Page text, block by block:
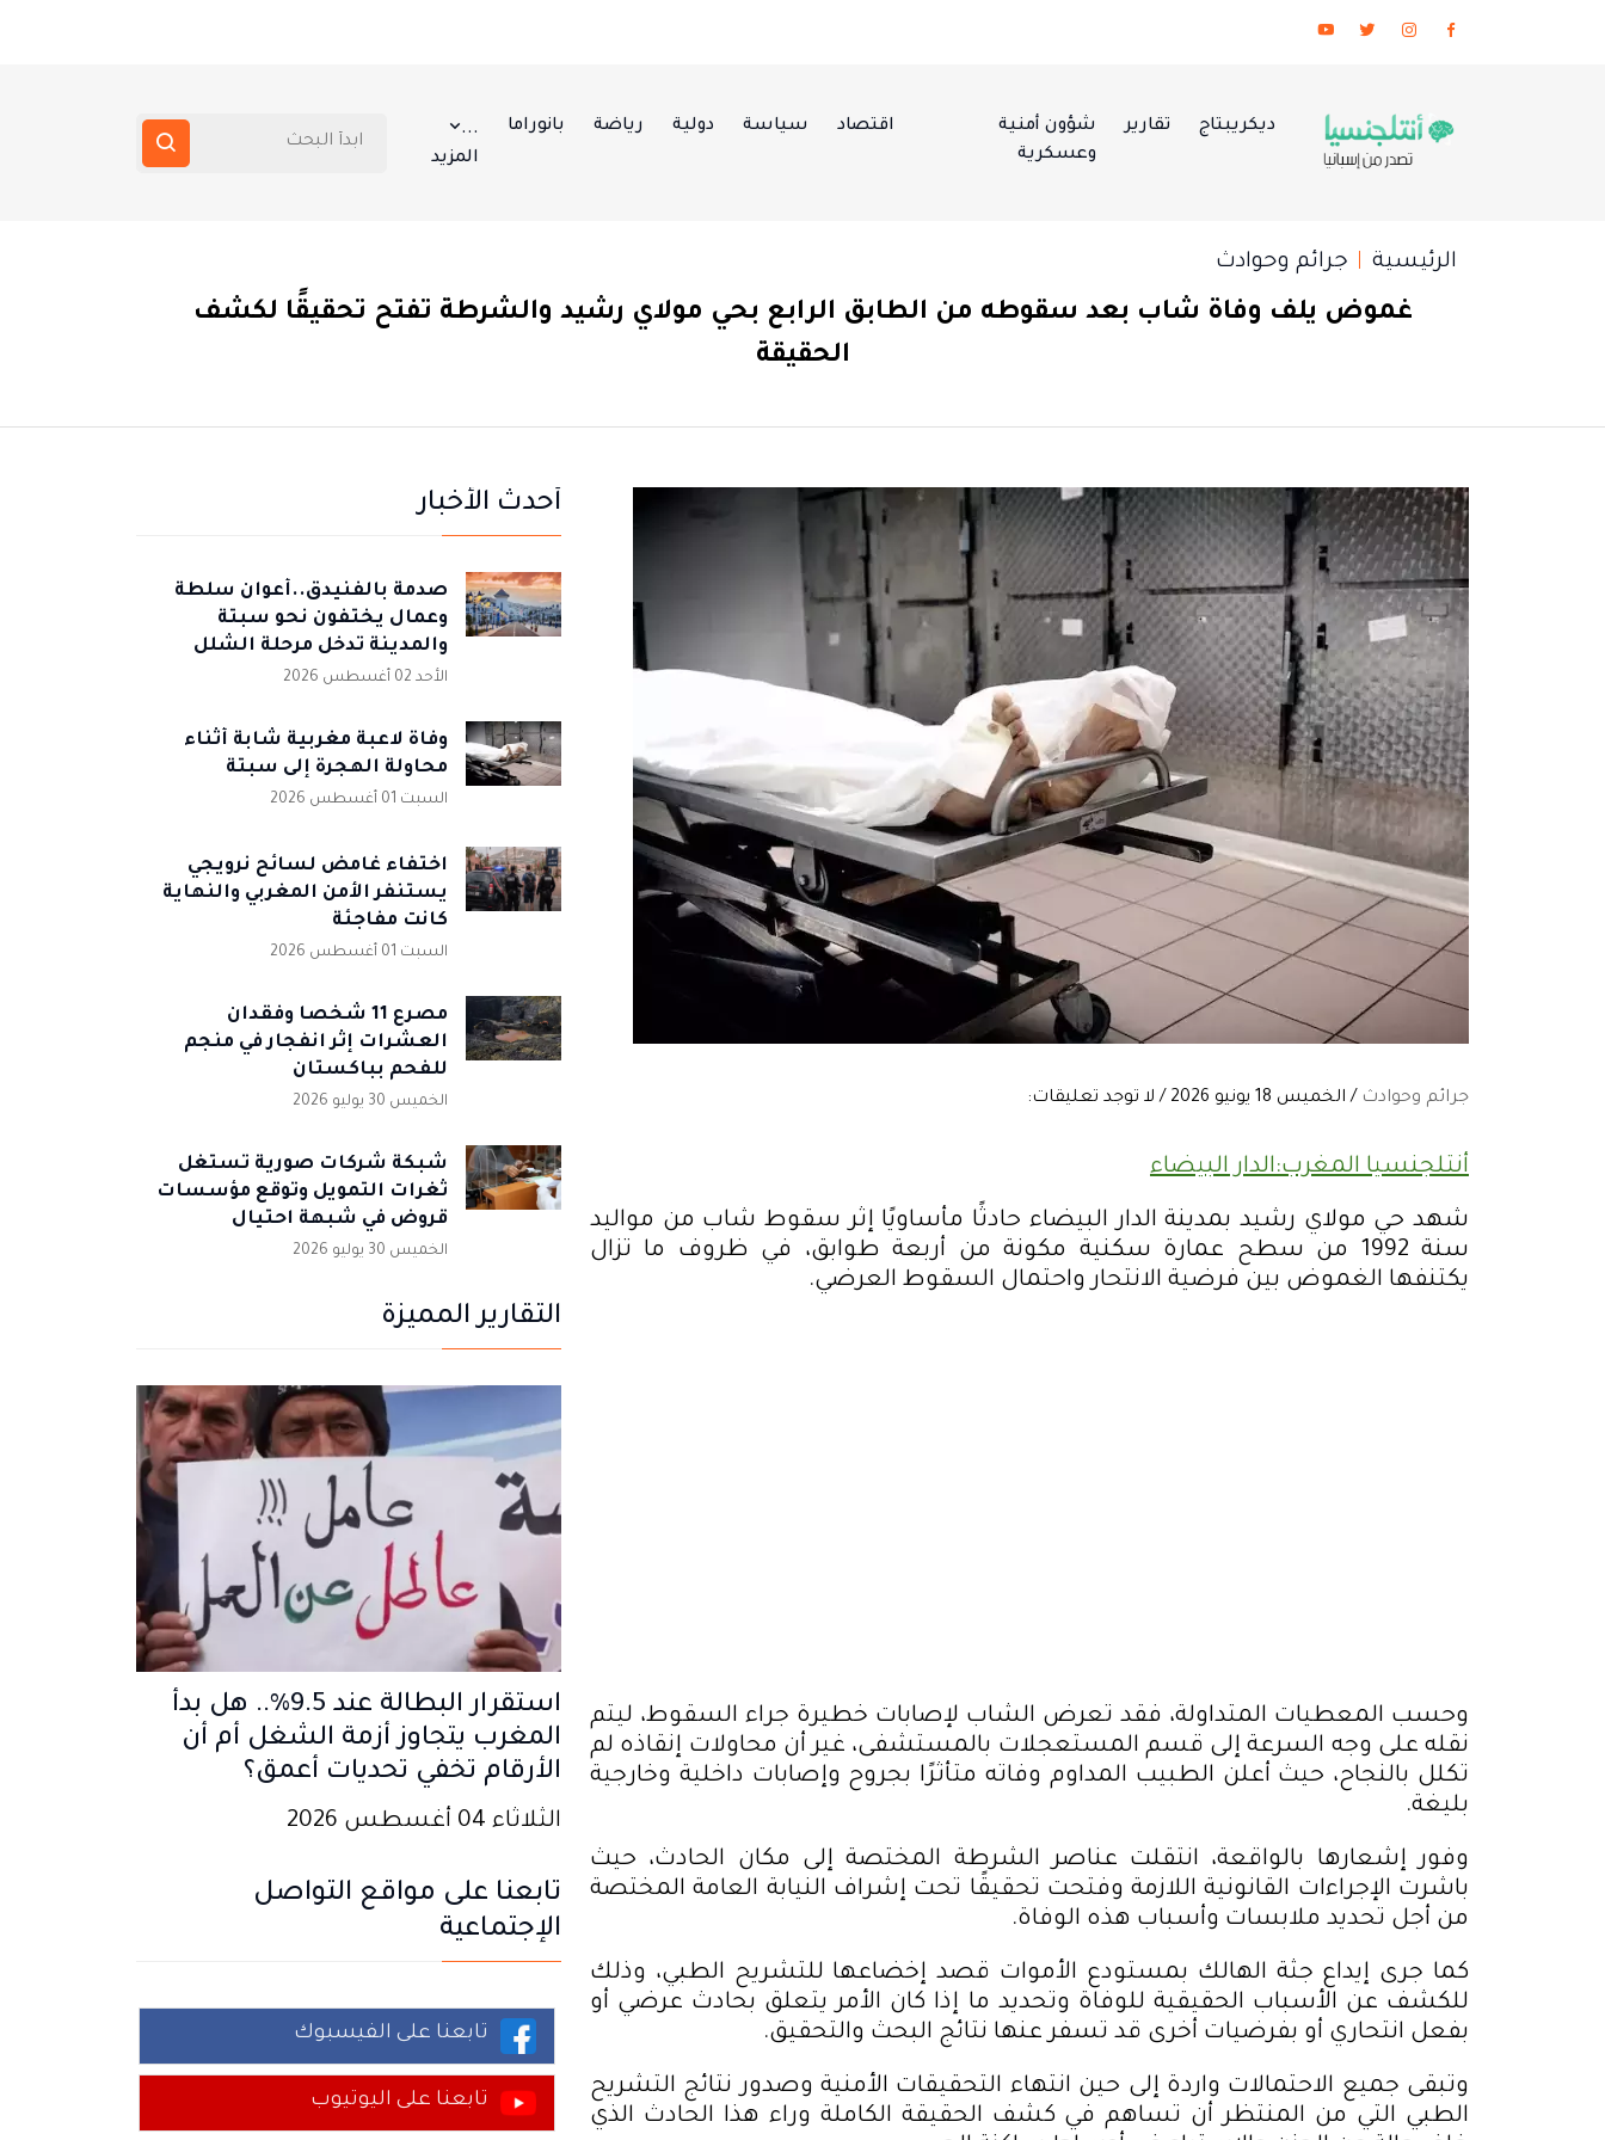
ديكريبتاج تقارير
شؤون أمنية
وعسكرية
اقتصاد سياسة دولية رياضة بانوراما
...
المزيد
الرئيسية جرائم وحوادث
غموض يلف وفاة شاب بعد سقوطه من الطابق الرابع بحي مولاي رشيد والشرطة تفتح تحقيقًا لكشف
الحقيقة
جرائم وحوادث / الخميس 18 يونيو 2026 / لا توجد تعليقات:
أنتلجنسيا المغرب:الدار البيضاء
شهد حي مولاي رشيد بمدينة الدار البيضاء حادثًا مأساويًا إثر سقوط شاب من مواليد
سنة 1992 من سطح عمارة سكنية مكونة من أربعة طوابق، في ظروف ما تزال
يكتنفها الغموض بين فرضية الانتحار واحتمال السقوط العرضي.
وحسب المعطيات المتداولة، فقد تعرض الشاب لإصابات خطيرة جراء السقوط، ليتم
نقله على وجه السرعة إلى قسم المستعجلات بالمستشفى، غير أن محاولات إنقاذه لم
تكلل بالنجاح، حيث أعلن الطبيب المداوم وفاته متأثرًا بجروح وإصابات داخلية وخارجية
بليغة.
وفور إشعارها بالواقعة، انتقلت عناصر الشرطة المختصة إلى مكان الحادث، حيث
باشرت الإجراءات القانونية اللازمة وفتحت تحقيقًا تحت إشراف النيابة العامة المختصة
من أجل تحديد ملابسات وأسباب هذه الوفاة.
كما جرى إيداع جثة الهالك بمستودع الأموات قصد إخضاعها للتشريح الطبي، وذلك
للكشف عن الأسباب الحقيقية للوفاة وتحديد ما إذا كان الأمر يتعلق بحادث عرضي أو
بفعل انتحاري أو بفرضيات أخرى قد تسفر عنها نتائج البحث والتحقيق.
وتبقى جميع الاحتمالات واردة إلى حين انتهاء التحقيقات الأمنية وصدور نتائج التشريح
الطبي التي من المنتظر أن تساهم في كشف الحقيقة الكاملة وراء هذا الحادث الذي
أحدث الأخبار
صدمة بالفنيدق..أعوان سلطة
وعمال يختفون نحو سبتة
والمدينة تدخل مرحلة الشلل
الأحد 02 أغسطس 2026
وفاة لاعبة مغربية شابة أثناء
محاولة الهجرة إلى سبتة
السبت 01 أغسطس 2026
اختفاء غامض لسائح نرويجي
يستنفر الأمن المغربي والنهاية
كانت مفاجئة
السبت 01 أغسطس 2026
مصرع 11 شخصا وفقدان
العشرات إثر انفجار في منجم
للفحم بباكستان
الخميس 30 يوليو 2026
شبكة شركات صورية تستغل
ثغرات التمويل وتوقع مؤسسات
قروض في شبهة احتيال
الخميس 30 يوليو 2026
التقارير المميزة
استقرار البطالة عند 9.5%.. هل بدأ
المغرب يتجاوز أزمة الشغل أم أن
الأرقام تخفي تحديات أعمق؟
الثلاثاء 04 أغسطس 2026
تابعنا على مواقع التواصل
الإجتماعية
تابعنا على الفيسبوك
تابعنا على اليوتيوب